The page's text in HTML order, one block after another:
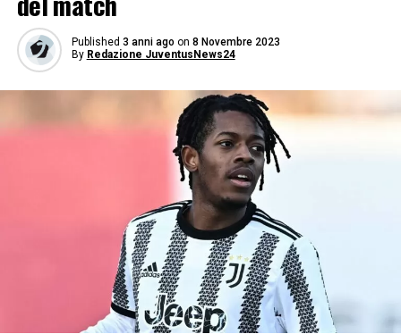
Published 3 anni ago on 8 Novembre 2023
By Redazione JuventusNews24